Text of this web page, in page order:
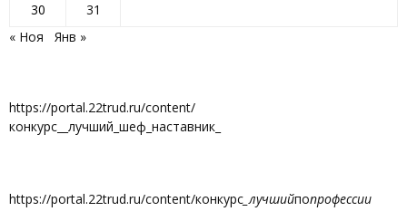
30
31
« Ноя
Янв »
https://portal.22trud.ru/content/
конкурс__лучший_шеф_наставник_
https://portal.22trud.ru/content/конкурс _лучшийпопрофессии